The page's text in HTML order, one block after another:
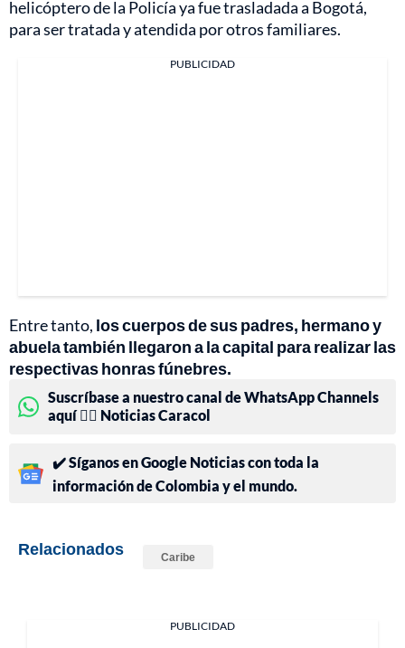
helicóptero de la Policía ya fue trasladada a Bogotá,
para ser tratada y atendida por otros familiares.
PUBLICIDAD
Entre tanto, los cuerpos de sus padres, hermano y
abuela también llegaron a la capital para realizar las
respectivas honras fúnebres.
Suscríbase a nuestro canal de WhatsApp Channels
aquí 👉🏻 Noticias Caracol
✔️ Síganos en Google Noticias con toda la
información de Colombia y el mundo.
Relacionados Caribe
PUBLICIDAD